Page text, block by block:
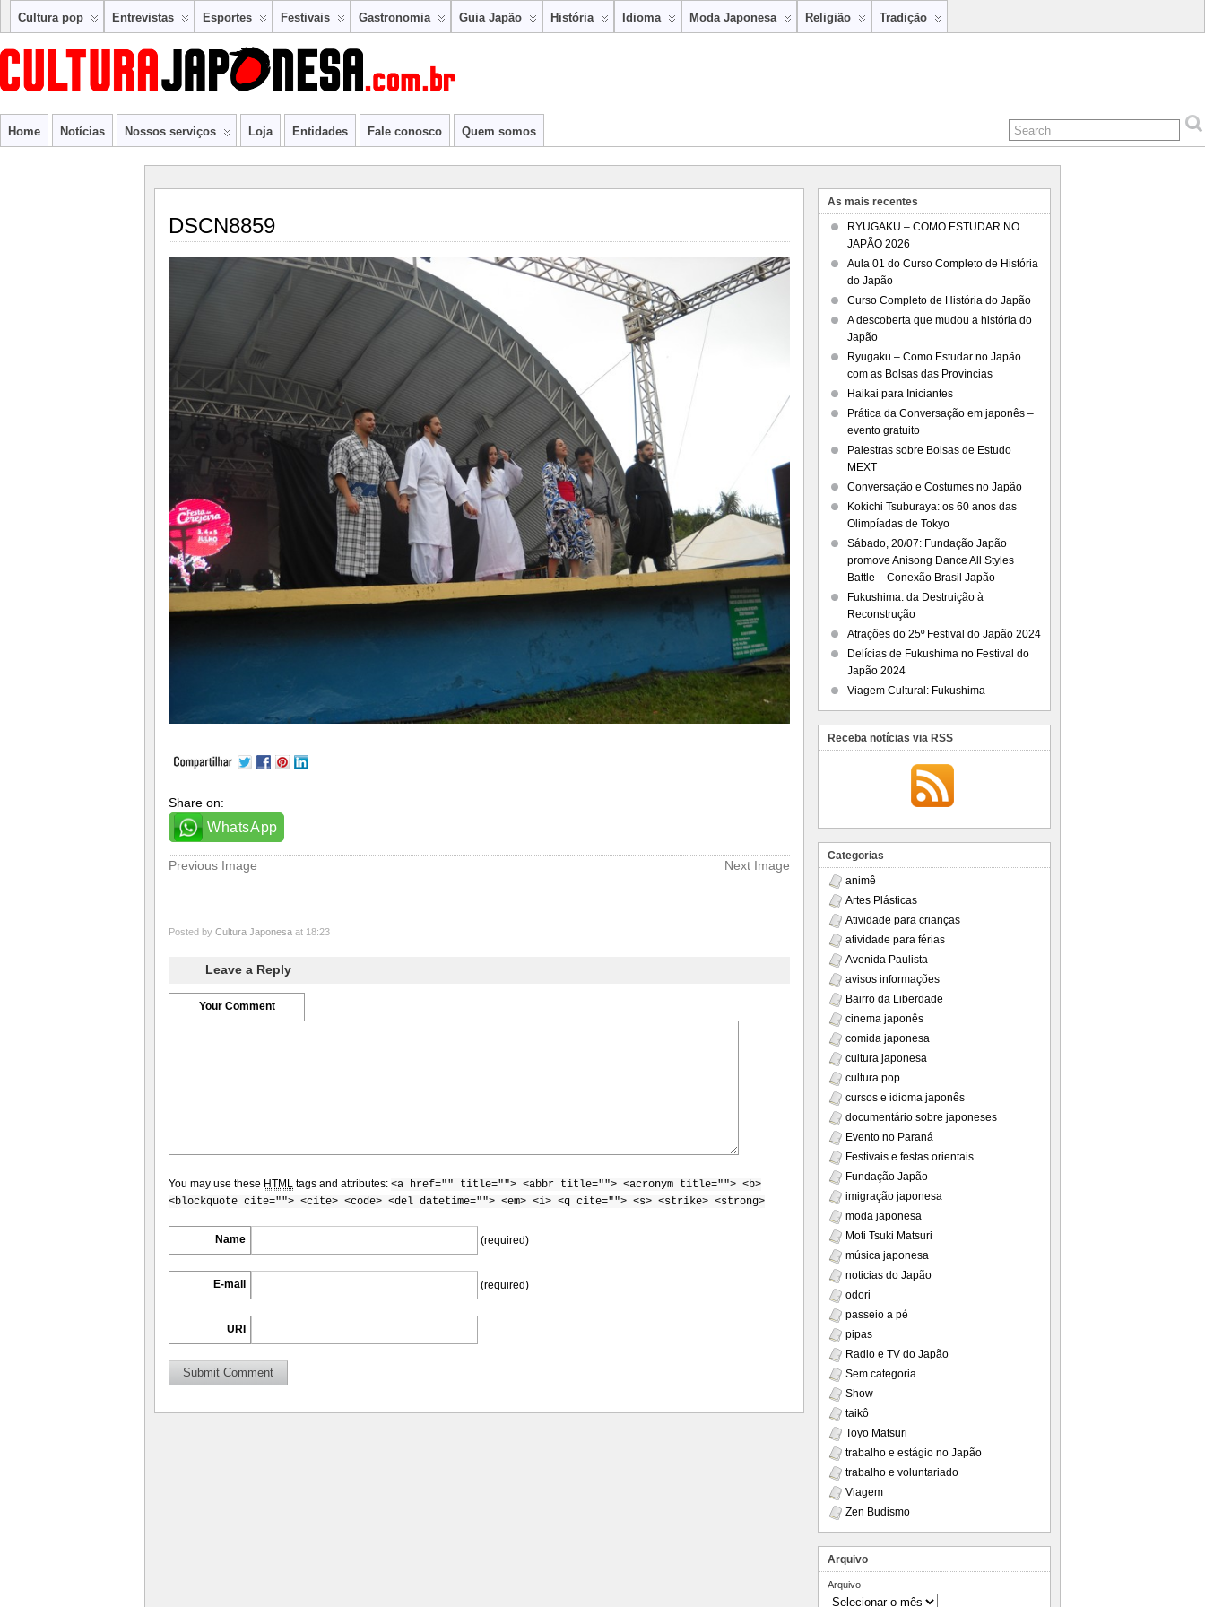
Cultura pop Entrevistas Esportes Festivais Gastronomia Guia Japão História Idioma Moda Japonesa Religião Tradição
Home Notícias Nossos serviços Loja Entidades Fale conosco Quem somos
DSCN8859
Share on:
WhatsApp
Previous Image Next Image
Posted by Cultura Japonesa at 18:23
Leave a Reply
Your Comment
You may use these HTML tags and attributes: <a href="" title=""> <abbr title=""> <acronym title=""> <b>
<blockquote cite=""> <cite> <code> <del datetime=""> <em> <i> <q cite=""> <s> <strike> <strong>
Name (required)
E-mail (required)
URI
As mais recentes
RYUGAKU – COMO ESTUDAR NO
JAPÃO 2026
Aula 01 do Curso Completo de História
do Japão
Curso Completo de História do Japão
A descoberta que mudou a história do
Japão
Ryugaku – Como Estudar no Japão
com as Bolsas das Províncias
Haikai para Iniciantes
Prática da Conversação em japonês –
evento gratuito
Palestras sobre Bolsas de Estudo
MEXT
Conversação e Costumes no Japão
Kokichi Tsuburaya: os 60 anos das
Olimpíadas de Tokyo
Sábado, 20/07: Fundação Japão
promove Anisong Dance All Styles
Battle – Conexão Brasil Japão
Fukushima: da Destruição à
Reconstrução
Atrações do 25º Festival do Japão 2024
Delícias de Fukushima no Festival do
Japão 2024
Viagem Cultural: Fukushima
Receba notícias via RSS
Categorias
animê
Artes Plásticas
Atividade para crianças
atividade para férias
Avenida Paulista
avisos informações
Bairro da Liberdade
cinema japonês
comida japonesa
cultura japonesa
cultura pop
cursos e idioma japonês
documentário sobre japoneses
Evento no Paraná
Festivais e festas orientais
Fundação Japão
imigração japonesa
moda japonesa
Moti Tsuki Matsuri
música japonesa
noticias do Japão
odori
passeio a pé
pipas
Radio e TV do Japão
Sem categoria
Show
taikô
Toyo Matsuri
trabalho e estágio no Japão
trabalho e voluntariado
Viagem
Zen Budismo
Arquivo
Arquivo